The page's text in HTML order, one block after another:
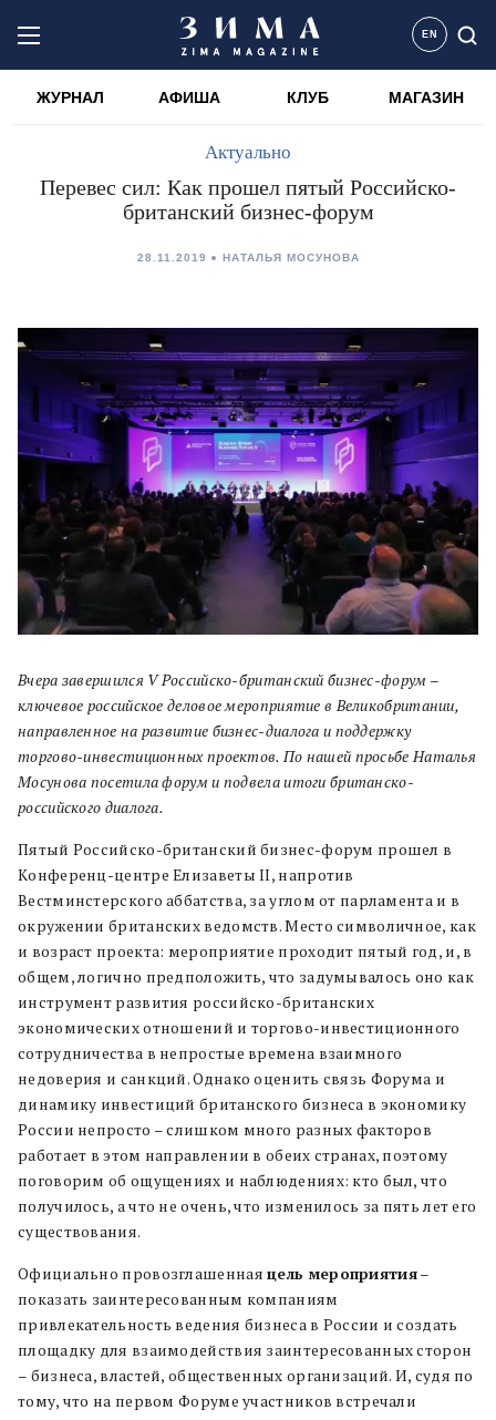
EN
ЖУРНАЛ АФИША КЛУБ МАГАЗИН
Актуально
Перевес сил: Как прошел пятый Российско-
британский бизнес-форум
28.11.2019 НАТАЛЬЯ МОСУНОВА
Вчера завершился V Российско-британский бизнес-форум –
ключевое российское деловое мероприятие в Великобритании,
направленное на развитие бизнес-диалога и поддержку
торгово-инвестиционных проектов. По нашей просьбе Наталья
Мосунова посетила форум и подвела итоги британско-
российского диалога.
Пятый Российско-британский бизнес-форум прошел в
Конференц-центре Елизаветы II, напротив
Вестминстерского аббатства, за углом от парламента и в
окружении британских ведомств. Место символичное, как
и возраст проекта: мероприятие проходит пятый год, и, в
общем, логично предположить, что задумывалось оно как
инструмент развития российско-британских
экономических отношений и торгово-инвестиционного
сотрудничества в непростые времена взаимного
недоверия и санкций. Однако оценить связь Форума и
динамику инвестиций британского бизнеса в экономику
России непросто – слишком много разных факторов
работает в этом направлении в обеих странах, поэтому
поговорим об ощущениях и наблюдениях: кто был, что
получилось, а что не очень, что изменилось за пять лет его
существования.
Официально провозглашеннаяцель мероприятия–
показать заинтересованным компаниям
привлекательность ведения бизнеса в России и создать
площадку для взаимодействия заинтересованных сторон
– бизнеса, властей, общественных организаций. И, судя по
тому, что на первом Форуме участников встречали